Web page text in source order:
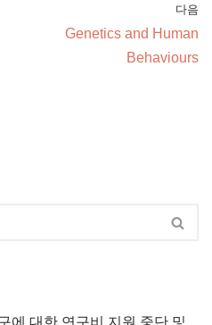
다음
Genetics and Human
Behaviours
에 대한 연구비 지원 중단 및